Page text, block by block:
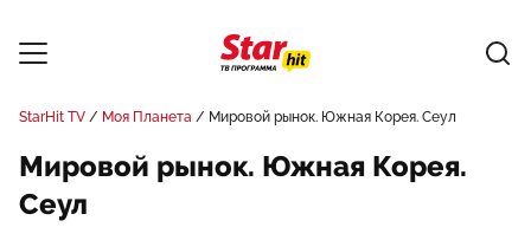
StarHit TV Моя Планета Мировой рынок. Южная Корея. Сеул
Мировой рынок. Южная Корея.
Сеул